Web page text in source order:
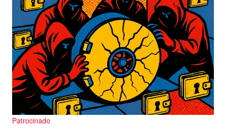
Patrocinado